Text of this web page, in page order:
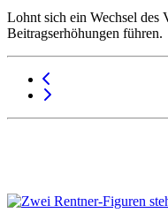
Lohnt sich ein Wechsel des
Beitragserhöhungen führen.